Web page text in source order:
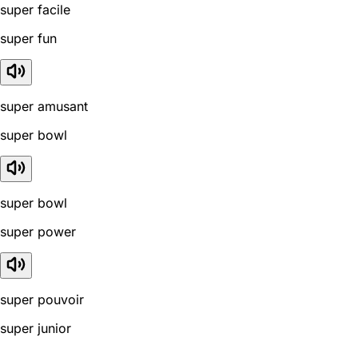
super facile
super fun
super amusant
super bowl
super bowl
super power
super pouvoir
super junior